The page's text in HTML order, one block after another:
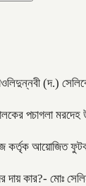
(দ.)
পচাগলা মরদেহ
কর্তৃক আয়োজিত
দায় কার?- মোঃ